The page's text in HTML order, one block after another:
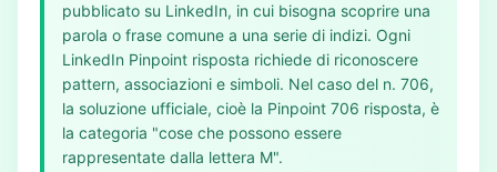
pubblicato su LinkedIn, in cui bisogna scoprire una
parola o frase comune a una serie di indizi. Ogni
LinkedIn Pinpoint risposta richiede di riconoscere
pattern, associazioni e simboli. Nel caso del n. 706,
la soluzione ufficiale, cioè la Pinpoint 706 risposta, è
la categoria "cose che possono essere
rappresentate dalla lettera M".